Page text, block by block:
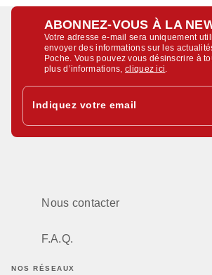
ABONNEZ-VOUS À LA
Votre adresse e-mail sera uniquement
envoyer des informations sur les
Poche. Vous pouvez vous désinscrire à
plus d’informations,cliquez ici.
Indiquez votre email
Nous contacter
F.A.Q.
NOS RÉSEAUX